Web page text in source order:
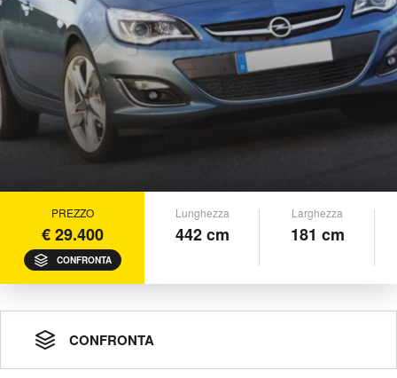
PREZZO
€ 29.400
CONFRONTA
Lunghezza
442 cm
Larghezza
181 cm
CONFRONTA